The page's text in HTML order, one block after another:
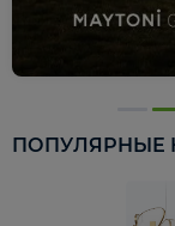
ПОПУЛЯРНЫЕ